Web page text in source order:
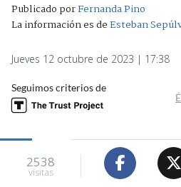
Publicado porFernanda Pino
La información es deEsteban
Jueves 12 octubre de 2023 | 17:38
Seguimos criterios de
2538
visitas